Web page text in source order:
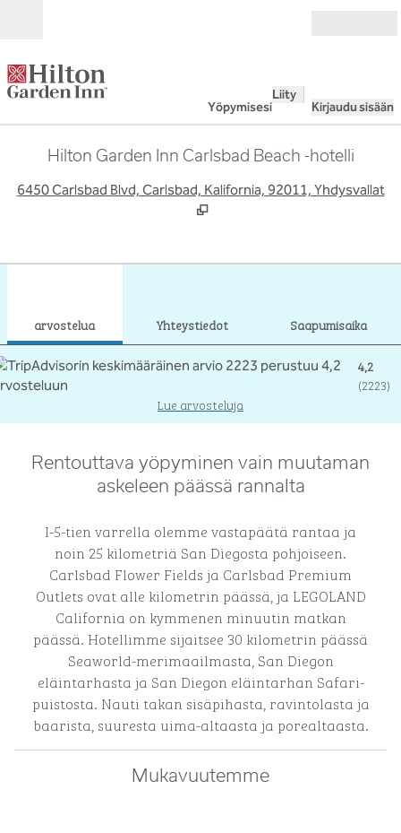
Yöpymisesi
Liity
Kirjaudu sisään
Hilton Garden Inn Carlsbad Beach -hotelli
6450 Carlsbad Blvd, Carlsbad, Kalifornia, 92011, Yhdysvallat
arvostelua Yhteystiedot Saapumisaika
4,2
(2223)
Lue arvosteluja
Rentouttava yöpyminen vain muutaman
askeleen päässä rannalta
I-5-tien varrella olemme vastapäätä rantaa ja
noin 25 kilometriä San Diegosta pohjoiseen.
Carlsbad Flower Fields ja Carlsbad Premium
Outlets ovat alle kilometrin päässä, ja LEGOLAND
California on kymmenen minuutin matkan
päässä. Hotellimme sijaitsee 30 kilometrin päässä
Seaworld-merimaailmasta, San Diegon
eläintarhasta ja San Diegon eläintarhan Safari-
puistosta. Nauti takan sisäpihasta, ravintolasta ja
baarista, suuresta uima-altaasta ja porealtaasta.
Mukavuutemme